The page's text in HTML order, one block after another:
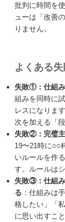
批判に時間を
ューは「改善
りません。
よくある
失敗①：仕組
組みを同時に
レスになりま
次を加える「
失敗②：完璧
19〜21時に
いルールを作
す。ルールは
失敗③：仕組
る ：仕組みは
格したい」「
に思い出すこ